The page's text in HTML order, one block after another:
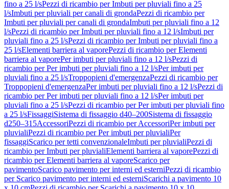
fino a 25 l/sPezzi di ricambio per Imbuti per pluviali fino a 25
l/sImbuti per pluviali per canali di grondaPezzi di ricambio per
Imbuti per pluviali per canali di grondaImbuti per pluviali fino a 12
l/sPezzi di ricambio per Imbuti per pluviali fino a 12 l/sImbuti per
pluviali fino a 25 l/sPezzi di ricambio per Imbuti per pluviali fino a
25 l/sElementi barriera al vaporePezzi di ricambio per Elementi
barriera al vaporePer imbuti per pluviali fino a 12 l/sPezzi di
ricambio per Per imbuti per pluviali fino a 12 l/sPer imbuti per
pluviali fino a 25 l/sTroppopieni d'emergenzaPezzi di ricambio per
Troppopieni d'emergenzaPer imbuti per pluviali fino a 12 l/sPezzi di
ricambio per Per imbuti per pluviali fino a 12 l/sPer imbuti per
pluviali fino a 25 l/sPezzi di ricambio per Per imbuti per pluviali fino
a 25 l/sFissaggiSistema di fissaggio d40–200Sistema di fissaggio
d250–315AccessoriPezzi di ricambio per AccessoriPer imbuti per
pluvialiPezzi di ricambio per Per imbuti per pluvialiPer
fissaggiScarico per tetti convenzionaleImbuti per pluvialiPezzi di
ricambio per Imbuti per pluvialiElementi barriera al vaporePezzi di
ricambio per Elementi barriera al vaporeScarico per
pavimentoScarico pavimento per interni ed esterniPezzi di ricambio
per Scarico pavimento per interni ed esterniScarichi a pavimento 10